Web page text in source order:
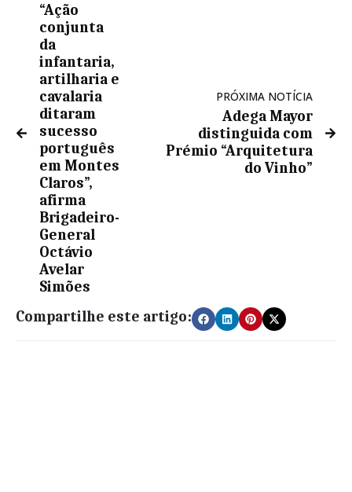
“Ação
conjunta
da
infantaria,
artilharia e
cavalaria
ditaram
sucesso
português
em Montes
Claros”,
afirma
Brigadeiro-
General
Octávio
Avelar
Simões
PRÓXIMA NOTÍCIA
Adega Mayor
distinguida com
Prémio “Arquitetura
do Vinho”
Compartilhe este artigo: